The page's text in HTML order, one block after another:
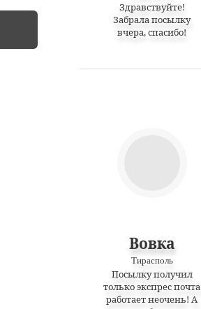
Здравствуйте!
Забрала посылку
вчера, спасибо!
Вовка
Тирасполь
Посылку получил
только экспрес почта
работает неочень! А